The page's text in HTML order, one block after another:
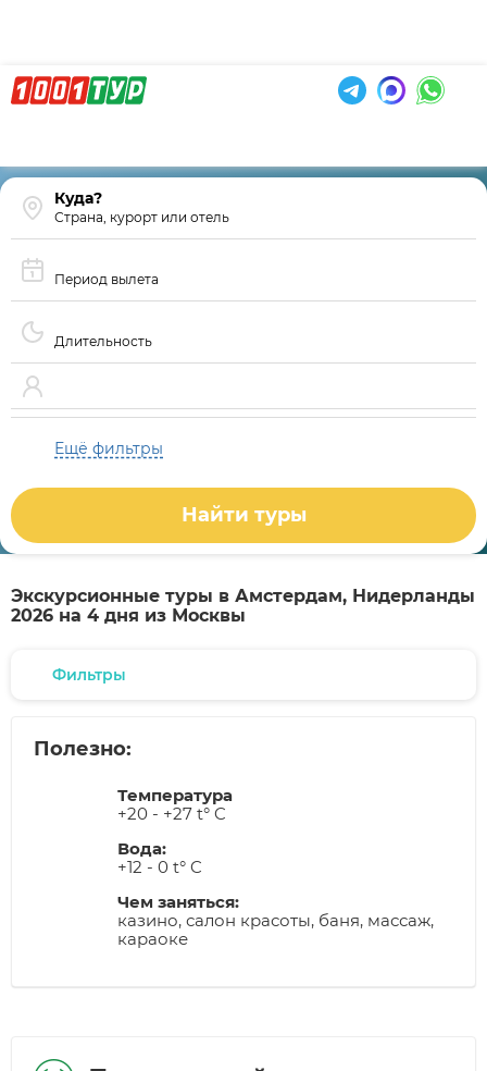
Страна, курорт или отель
Период вылета
Длительность
Ещё фильтры
Найти туры
Экскурсионные туры в Амстердам, Нидерланды
2026 на 4 дня из Москвы
Фильтры
Полезно:
Температура
+20 - +27 t° C
Вода:
+12 - 0 t° C
Чем заняться:
казино, салон красоты, баня, массаж,
караоке